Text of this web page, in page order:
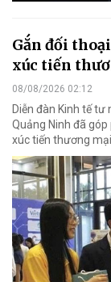
Gắn đối
xúc tiến
08/08/2026 02:12
Diễn đàn Kinh tế tư
Quảng Ninh đã
xúc tiến thương